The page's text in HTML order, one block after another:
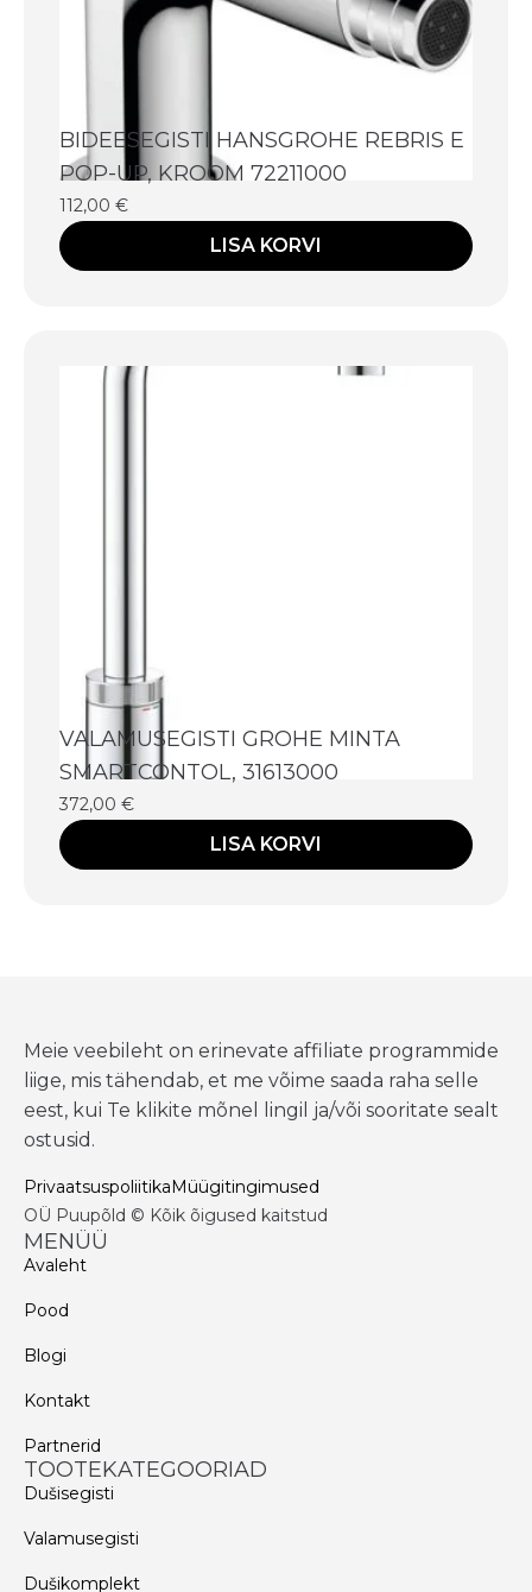
BIDEESEGISTI HANSGROHE REBRIS E
POP-UP, KROOM 72211000
112,00 €
LISA KORVI
VALAMUSEGISTI GROHE MINTA
SMARTCONTOL, 31613000
372,00 €
LISA KORVI
Meie veebileht on erinevate affiliate programmide
liige, mis tähendab, et me võime saada raha selle
eest, kui Te klikite mõnel lingil ja/või sooritate sealt
ostusid.
PrivaatsuspoliitikaMüügitingimused
OÜ Puupõld © Kõik õigused kaitstud
MENÜÜ
Avaleht
Pood
Blogi
Kontakt
Partnerid
TOOTEKATEGOORIAD
Dušisegisti
Valamusegisti
Dušikomplekt